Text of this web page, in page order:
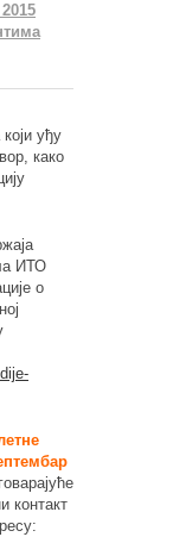
уђу
како
ИТО
о
контакт